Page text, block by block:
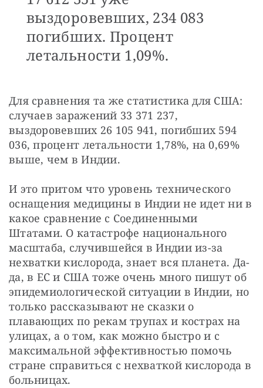
выздоровевших, 234 083
погибших. Процент
летальности 1,09%.
Для сравнения та же статистика для США:
случаев заражений 33 371 237,
выздоровевших 26 105 941, погибших 594
036, процент летальности 1,78%, на 0,69%
выше, чем в Индии.
И это притом что уровень технического
оснащения медицины в Индии не идет ни в
какое сравнение с Соединенными
Штатами. О катастрофе национального
масштаба, случившейся в Индии из-за
нехватки кислорода, знает вся планета. Да-
да, в ЕС и США тоже очень много пишут об
эпидемиологической ситуации в Индии, но
только рассказывают не сказки о
плавающих по рекам трупах и кострах на
улицах, а о том, как можно быстро и с
максимальной эффективностью помочь
стране справиться с нехваткой кислорода в
больницах.